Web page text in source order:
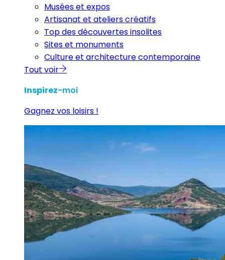
Musées et expos
Artisanat et ateliers créatifs
Top des découvertes insolites
Sites et monuments
Culture et architecture contemporaine
Tout voir
Inspirez-moi
Gagnez vos loisirs !